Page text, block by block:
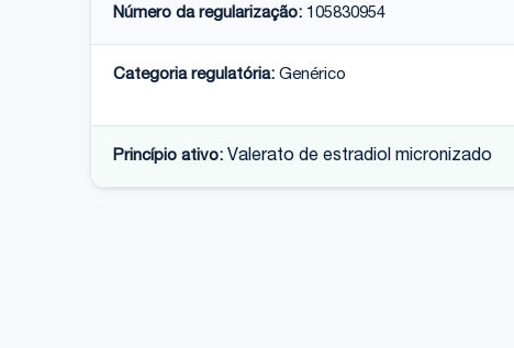
Número da regularização: 105830954
Categoria regulatória: Genérico
Princípio ativo: Valerato de estradiol micronizado